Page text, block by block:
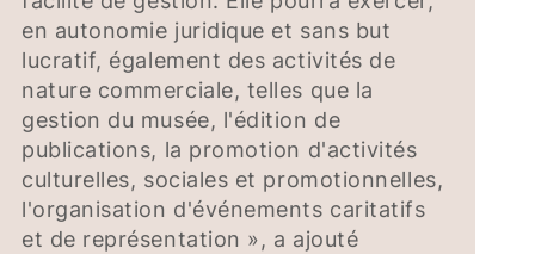
en autonomie juridique et sans but
lucratif, également des activités de
nature commerciale, telles que la
gestion du musée, l'édition de
publications, la promotion d'activités
culturelles, sociales et promotionnelles,
l'organisation d'événements caritatifs
et de représentation », a ajouté